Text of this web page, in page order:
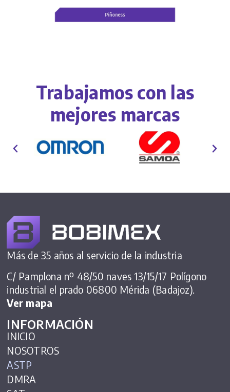
Trabajamos con las
mejores marcas
Más de 35 años al servicio de la industria
C/ Pamplona nº 48/50 naves 13/15/17 Polígono
industrial el prado 06800 Mérida (Badajoz).
Ver mapa
INFORMACIÓN
INICIO
NOSOTROS
ASTP
DMRA